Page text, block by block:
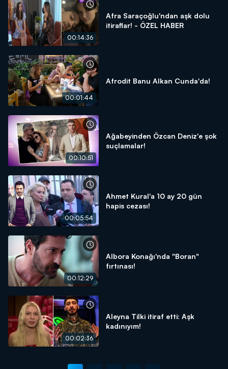
00:14:36
Afra Saraçoğlu'ndan aşk dolu
itiraflar! - ÖZEL HABER
00:01:44
Afrodit Banu Alkan Cunda'da!
00:10:51
Ağabeyinden Özcan Deniz'e şok
suçlamalar!
00:05:54
Ahmet Kural'a 10 ay 20 gün
hapis cezası!
00:12:29
Albora Konağı'nda "Boran"
fırtınası!
00:02:36
Aleyna Tilki itiraf etti: Aşk
kadınıyım!